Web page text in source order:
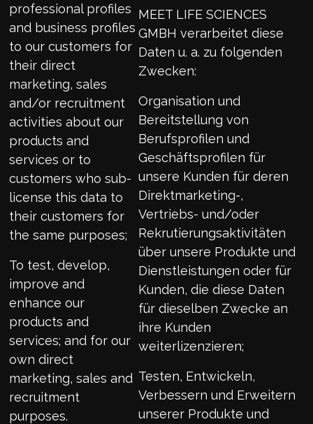
professional profiles
and business profiles
to our customers for
their direct
marketing, sales
and/or recruitment
activities about our
products and
services or to
customers who sub-
license this data to
their customers for
the same purposes;
To test, develop,
improve and
enhance our
products and
services; and for our
own direct
marketing, sales and
recruitment
purposes.
MEET LIFE SCIENCES
GMBH verarbeitet diese
Daten u. a. zu folgenden
Zwecken:
Organisation und
Bereitstellung von
Berufsprofilen und
Geschäftsprofilen für
unsere Kunden für deren
Direktmarketing-,
Vertriebs- und/oder
Rekrutierungsaktivitäten
über unsere Produkte und
Dienstleistungen oder für
Kunden, die diese Daten
für dieselben Zwecke an
ihre Kunden
weiterlizenzieren;
Testen, Entwickeln,
Verbessern und Erweitern
unserer Produkte und